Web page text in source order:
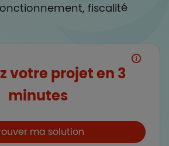
fiscalité
votre projet en 3
minutes
ma solution